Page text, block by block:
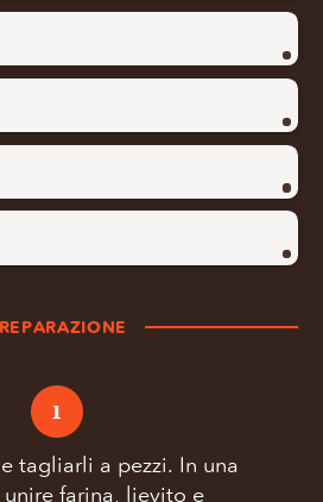
1
tagliarli a pezzi. In una
farina, lievito e